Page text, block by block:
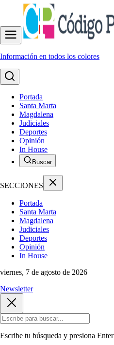
Información en todos los colores
Portada
Santa Marta
Magdalena
Judiciales
Deportes
Opinión
In House
Buscar
SECCIONES
Portada
Santa Marta
Magdalena
Judiciales
Deportes
Opinión
In House
viernes, 7 de agosto de 2026
Newsletter
Escribe tu búsqueda y presiona Enter